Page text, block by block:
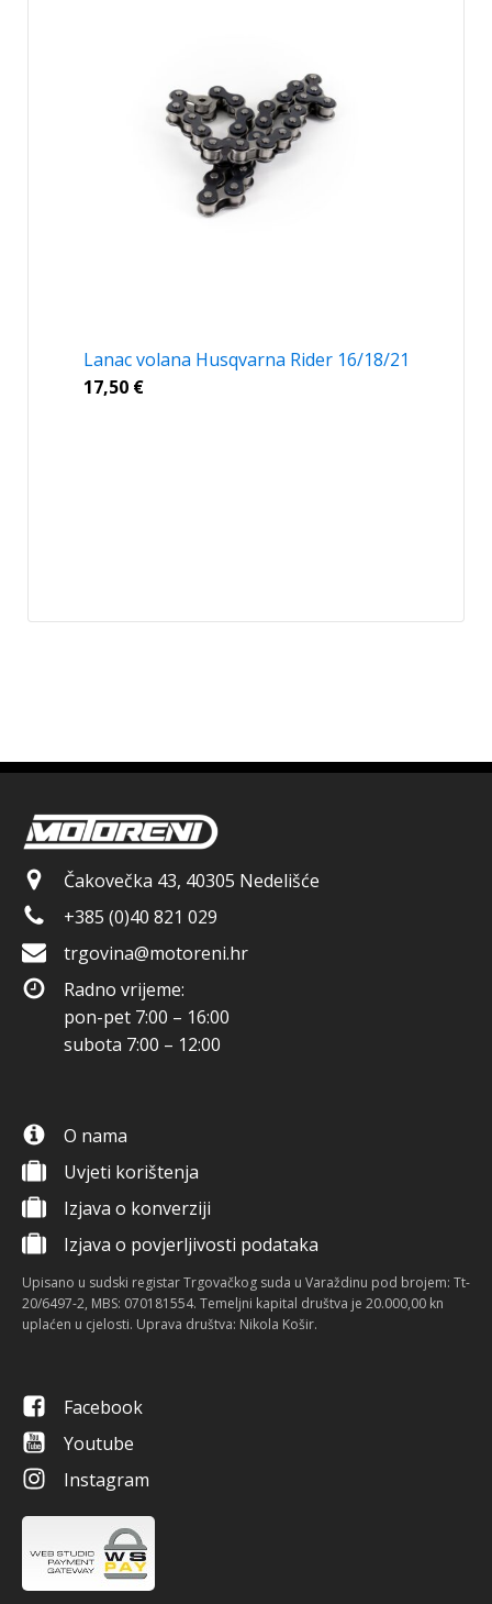
Lanac volana Husqvarna Rider 16/18/21
17,50 €
Čakovečka 43, 40305 Nedelišće
+385 (0)40 821 029
trgovina@motoreni.hr
Radno vrijeme:
pon-pet 7:00 – 16:00
subota 7:00 – 12:00
O nama
Uvjeti korištenja
Izjava o konverziji
Izjava o povjerljivosti podataka
Upisano u sudski registar Trgovačkog suda u Varaždinu pod brojem: Tt-
20/6497-2, MBS: 070181554. Temeljni kapital društva je 20.000,00 kn
uplaćen u cjelosti. Uprava društva: Nikola Košir.
Facebook
Youtube
Instagram